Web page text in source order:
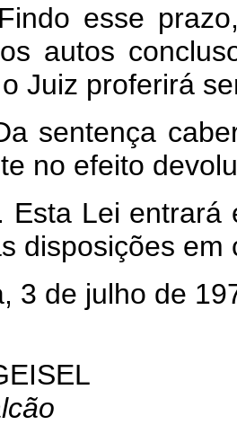
Findo esse
autos
Juiz proferirá
sentença
no efeito
Esta Lei entrará
disposições em
de julho de